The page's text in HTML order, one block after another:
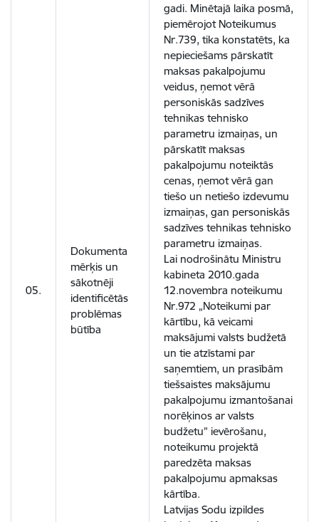
05.
Dokumenta
mērķis un
sākotnēji
identificētās
problēmas
būtība
gadi. Minētajā laika posmā,
piemērojot Noteikumus
Nr.739, tika konstatēts, ka
nepieciešams pārskatīt
maksas pakalpojumu
veidus, ņemot vērā
personiskās sadzīves
tehnikas tehnisko
parametru izmaiņas, un
pārskatīt maksas
pakalpojumu noteiktās
cenas, ņemot vērā gan
tiešo un netiešo izdevumu
izmaiņas, gan personiskās
sadzīves tehnikas tehnisko
parametru izmaiņas.
Lai nodrošinātu Ministru
kabineta 2010.gada
12.novembra noteikumu
Nr.972 „Noteikumi par
kārtību, kā veicami
maksājumi valsts budžetā
un tie atzīstami par
saņemtiem, un prasībām
tiešsaistes maksājumu
pakalpojumu izmantošanai
norēķinos ar valsts
budžetu” ievērošanu,
noteikumu projektā
paredzēta maksas
pakalpojumu apmaksas
kārtība.
Latvijas Sodu izpildes